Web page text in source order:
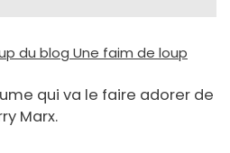
du blog Une faim de loup
qui va le faire adorer de
Marx.